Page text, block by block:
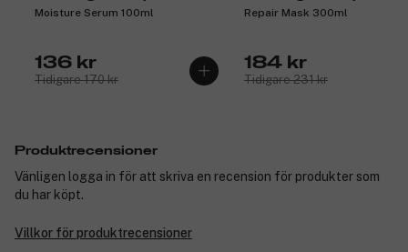
Moisture Serum 100ml
136 kr
Tidigare 170 kr
Repair Mask 300ml
184 kr
Tidigare 231 kr
Produktrecensioner
Vänligen logga in för att skriva en recension för produkter som
du har köpt.
Villkor för produktrecensioner